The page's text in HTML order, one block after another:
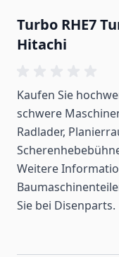
Turbo RHE7
Hitachi
Kaufen Sie
schwere
Radlader,
Weitere
Sie bei Disenparts.